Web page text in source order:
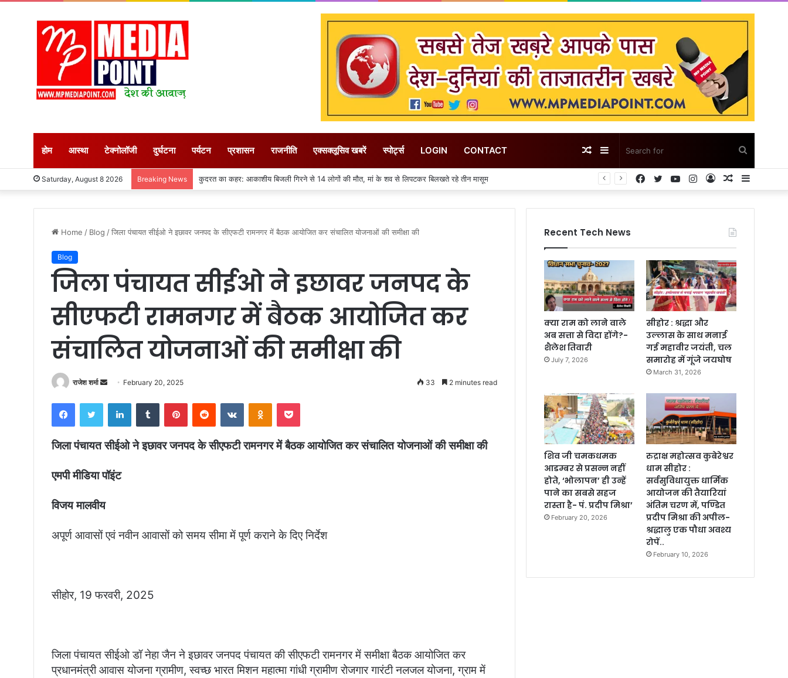
होम आस्था टेक्नोलॉजी दुर्घटना पर्यटन प्रशासन राजनीति एक्सक्लूसिव खबरें स्पोर्ट्स LOGIN CONTACT
for
Sidebar
Random
Article
Saturday, August 8 2026 Breaking News अगस्त माह शुरु : सीहोर जिले में 31 जुलाई तक गत वर्ष की तुलना में 155 मिमी पीछे चल रही बारिश
Random
Log
Instagram
YouTube
Twitter
Facebook
Home / Blog /जिला पंचायत सीईओ ने इछावर जनपद के सीएफटी रामनगर में बैठक आयोजित कर संचालित योजनाओं की समीक्षा की
Blog
जिला पंचायत सीईओ ने इछावर जनपद के
सीएफटी रामनगर में बैठक आयोजित कर
संचालित योजनाओं की समीक्षा की
राजेश शर्मा
d
a
n
m
February 20, 2025 33 2 minutes read
जिला पंचायत सीईओ ने इछावर जनपद के सीएफटी रामनगर में बैठक आयोजित कर संचालित योजनाओं की समीक्षा की
एमपी मीडिया पॉइंट
विजय मालवीय
अपूर्ण आवासों एवं नवीन आवासों को समय सीमा में पूर्ण कराने के दिए निर्देश
सीहोर, 19 फरवरी, 2025
जिला पंचायत सीईओ डॉ नेहा जैन ने इछावर जनपद पंचायत की सीएफटी रामनगर में समीक्षा बैठक आयोजित कर
प्रधानमंत्री आवास योजना ग्रामीण, स्वच्छ भारत मिशन महात्मा गांधी ग्रामीण रोजगार गारंटी नलजल योजना, ग्राम में
Recent Tech News
क्या राम को लाने वाले
अब सत्ता से विदा होंगे?-
शैलेश तिवारी
July 7, 2026
सीहोर : श्रद्धा और
उल्लास के साथ मनाई
गई महावीर जयंती, चल
समारोह में गूंजे जयघोष
March 31, 2026
शिव जी चमकधमक
आडम्बर से प्रसन्न नहीं
होते, ‘भोलापन’ ही उन्हें
पाने का सबसे सहज
रास्ता है- पं. प्रदीप मिश्रा’
February 20, 2026
रुद्राक्ष महोत्सव कुबेरेश्वर
धाम सीहोर :
सर्वसुविधायुक्त धार्मिक
आयोजन की तैयारियां
अंतिम चरण में, पण्डित
प्रदीप मिश्रा की अपील-
श्रद्धालु एक पौधा अवश्य
रोपें..
February 10, 2026